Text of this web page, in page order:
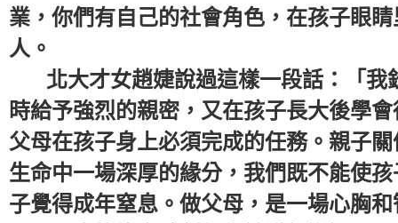
業，你們有自己的社會角色，在孩子眼
人。
北大才女趙婕說過這樣一段話：「我
時給予強烈的親密，又在孩子長大後學
父母在孩子身上必須完成的任務。親子
生命中一場深厚的緣分，我們既不能使
子覺得成年窒息。做父母，是一場心胸